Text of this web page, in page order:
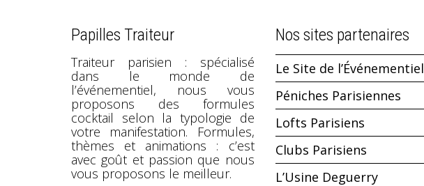
Papilles Traiteur
Traiteur parisien : spécialisé
dans le monde de
l’événementiel, nous vous
proposons des formules
cocktail selon la typologie de
votre manifestation. Formules,
thèmes et animations : c’est
avec goût et passion que nous
vous proposons le meilleur.
Nos sites partenaires
Le Site de l’Événementiel
Péniches Parisiennes
Lofts Parisiens
Clubs Parisiens
L’Usine Deguerry